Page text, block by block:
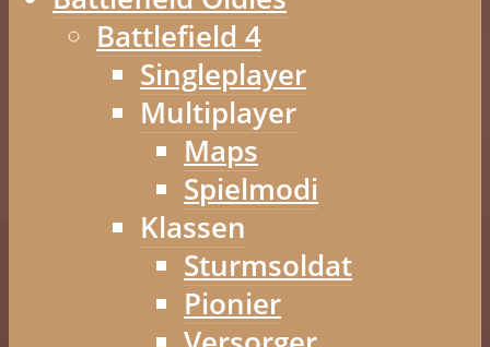
Battlefield 4
Singleplayer
Multiplayer
Maps
Spielmodi
Klassen
Sturmsoldat
Pionier